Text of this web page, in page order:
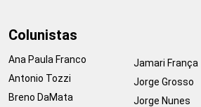
Colunistas
Ana Paula Franco
Antonio Tozzi
Breno DaMata
Jamari França
Jorge Grosso
Jorge Nunes